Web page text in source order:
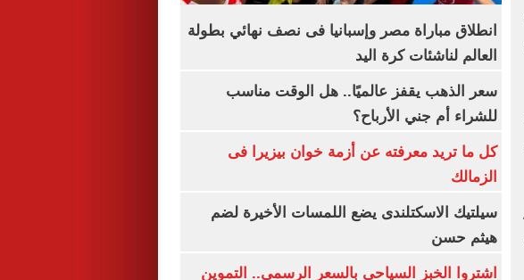
انطلاق مباراة مصر وإسبانيا فى نصف نهائي بطولة
العالم لناشئات كرة اليد
سعر الذهب يقفز عالميًا.. هل الوقت مناسب
للشراء أم جني الأرباح؟
كل ما تريد معرفته عن أزمة خوان بيزيرا فى
الزمالك
سيلتيك الاسكتلندى يضع اللمسات الأخيرة لضم
هيثم حسن
اشتروا الخبز السياحى بالسعر الرسمى.. التموين